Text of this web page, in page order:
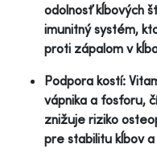
odolnosť kĺbových
imunitný systém,
proti zápalom v
Podpora kostí:
vápnika a fosforu,
znižuje riziko
pre stabilitu kĺbov